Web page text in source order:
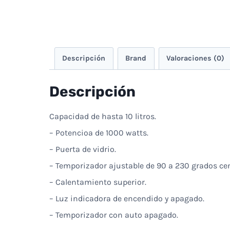
Descripción Brand Valoraciones (0)
Descripción
Capacidad de hasta 10 litros.
– Potencioa de 1000 watts.
– Puerta de vidrio.
– Temporizador ajustable de 90 a 230 grados
– Calentamiento superior.
– Luz indicadora de encendido y apagado.
– Temporizador con auto apagado.